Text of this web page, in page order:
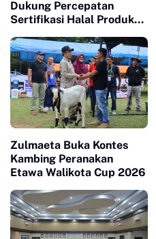
Dukung Percepatan
Sertifikasi Halal Produk
Zulmaeta Buka Kontes
Kambing Peranakan
Etawa Walikota Cup 2026